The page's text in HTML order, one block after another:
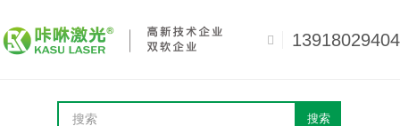
13918029404
搜索